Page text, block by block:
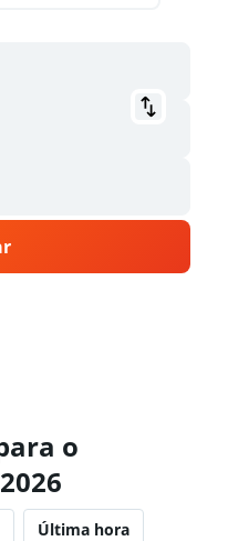
o
Última hora